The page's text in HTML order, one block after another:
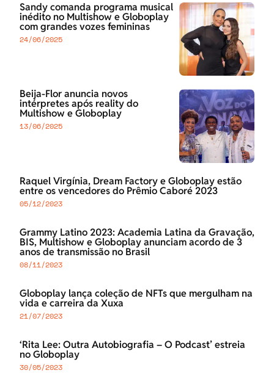
Sandy comanda programa musical
inédito no Multishow e Globoplay
com grandes vozes femininas
24/06/2025
Beija-Flor anuncia novos
intérpretes após reality do
Multishow e Globoplay
13/06/2025
Raquel Virgínia, Dream Factory e Globoplay estão
entre os vencedores do Prêmio Caboré 2023
05/12/2023
Grammy Latino 2023: Academia Latina da Gravação,
BIS, Multishow e Globoplay anunciam acordo de 3
anos de transmissão no Brasil
08/11/2023
Globoplay lança coleção de NFTs que mergulham na
vida e carreira da Xuxa
21/07/2023
‘Rita Lee: Outra Autobiografia – O Podcast’ estreia
no Globoplay
30/05/2023